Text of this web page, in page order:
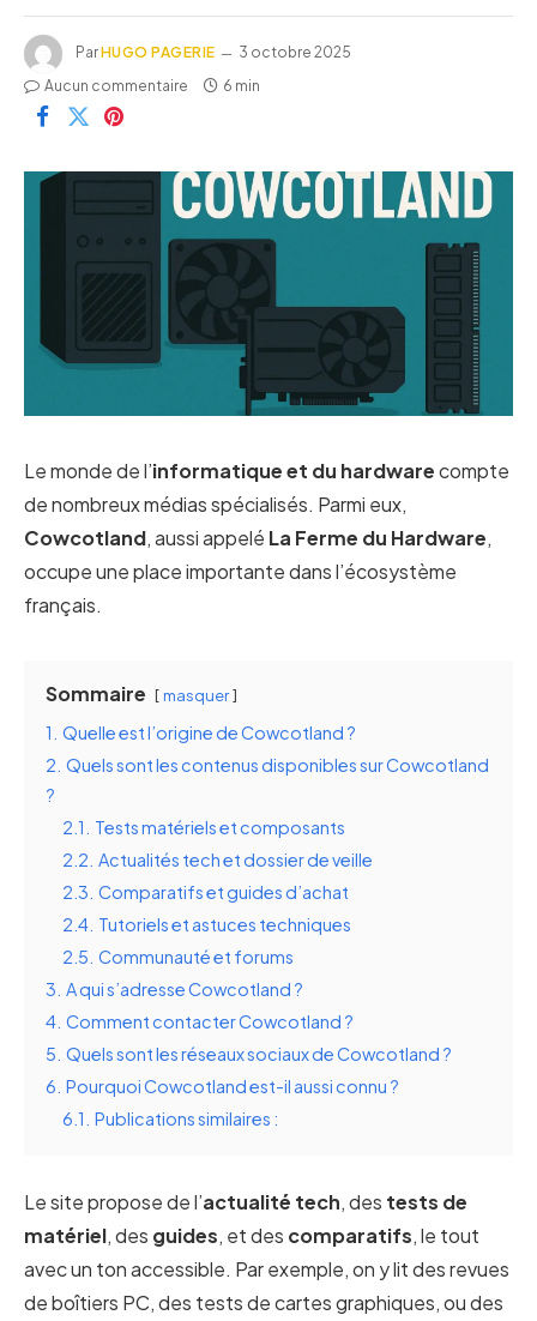
ParHUGO PAGERIE
3 octobre 2025
Aucun commentaire
6 min
Le monde de l’informatique et du hardwarecompte
de nombreux médias spécialisés. Parmi eux,
Cowcotland, aussi appelé La Ferme du Hardware,
occupe une place importante dans l’écosystème
français.
Sommaire masquer
1. Quelle est l’origine de Cowcotland ?
2. Quels sont les contenus disponibles sur Cowcotland
?
2.1.
Tests matériels et composants
2.2. Actualités tech et dossier de veille
2.3. Comparatifs et guides d’achat
2.4. Tutoriels et astuces techniques
2.5. Communauté et forums
3. A qui s’adresse Cowcotland ?
4. Comment contacter Cowcotland ?
5. Quels sont les réseaux sociaux de Cowcotland ?
6. Pourquoi Cowcotland est-il aussi connu ?
6.1. Publications similaires :
Le site propose de l’actualité tech, des tests de
matériel, des guides, et des comparatifs, le tout
avec un ton accessible. Par exemple, on y lit des revues
de boîtiers PC, des tests de cartes graphiques, ou des